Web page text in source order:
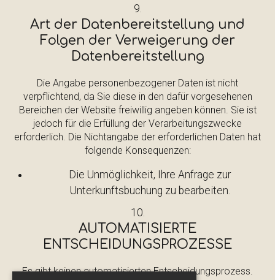
Art der Datenbereitstellung und
Folgen der Verweigerung der
Datenbereitstellung
Die Angabe personenbezogener Daten ist nicht
verpflichtend, da Sie diese in den dafür vorgesehenen
Bereichen der Website freiwillig angeben können. Sie ist
jedoch für die Erfüllung der Verarbeitungszwecke
erforderlich. Die Nichtangabe der erforderlichen Daten hat
folgende Konsequenzen:
Die Unmöglichkeit, Ihre Anfrage zur
Unterkunftsbuchung zu bearbeiten.
AUTOMATISIERTE
ENTSCHEIDUNGSPROZESSE
Es gibt keinen automatisierten Entscheidungsprozess.